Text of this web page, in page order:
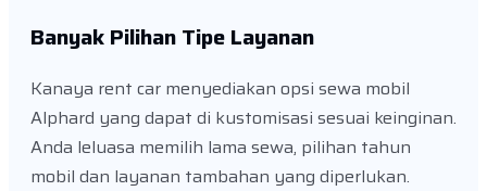
Banyak Pilihan Tipe Layanan
Kanaya rent car menyediakan opsi sewa mobil
Alphard yang dapat di kustomisasi sesuai keinginan.
Anda leluasa memilih lama sewa, pilihan tahun
mobil dan layanan tambahan yang diperlukan.